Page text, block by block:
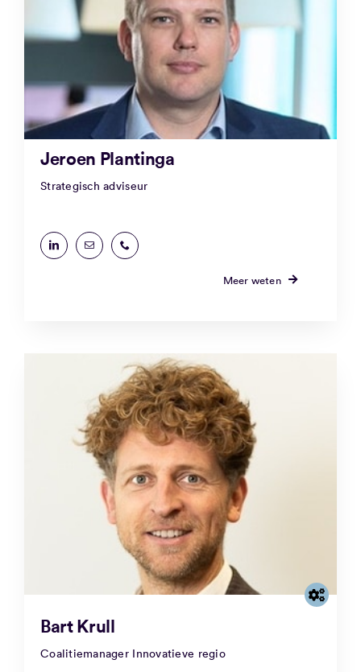
Jeroen Plantinga
Strategisch adviseur
Meer weten
Bart Krull
Coalitiemanager Innovatieve regio